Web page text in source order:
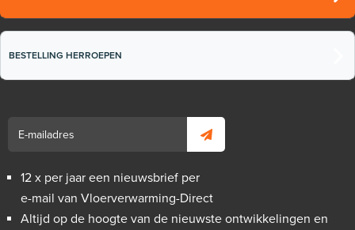
Tacker-isolatieplaten, 20mm
€ 99,00
BESTELLING HERROEPEN
12 x per jaar een nieuwsbrief per
e-mail van Vloerverwarming-Direct
Altijd op de hoogte van de nieuwste ontwikkelingen en